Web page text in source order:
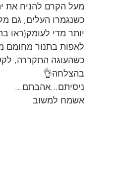
מעל הקרם להניח את
כשנגמרו העלים, גם
יותר מדי לעומק(ראו
לאפות בתנור מחומם מראש 220 מעלות כ-20 דקות
כשהעוגה התקררה,
בהצלחה👌
ניסיתם...אהבתם...
אשמח למשוב